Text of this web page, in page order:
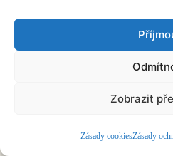
Zobrazit
Zásady cookiesZásady